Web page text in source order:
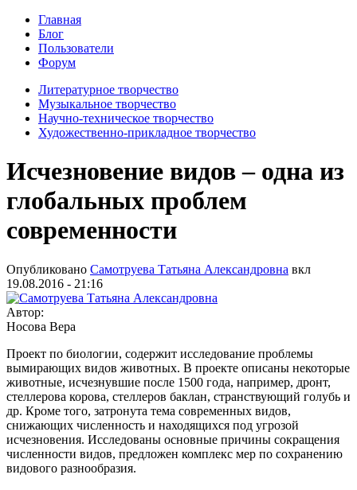
Главная
Блог
Пользователи
Форум
Литературное творчество
Музыкальное творчество
Научно-техническое творчество
Художественно-прикладное творчество
Исчезновение видов – одна из
глобальных проблем
современности
Опубликовано Самотруева Татьяна Александровна вкл
19.08.2016 - 21:16
Автор:
Носова Вера
Проект по биологии, содержит исследование проблемы
вымирающих видов животных. В проекте описаны некоторые
животные, исчезнувшие после 1500 года, например, дронт,
стеллерова корова, стеллеров баклан, странствующий голубь и
др. Кроме того, затронута тема современных видов,
снижающих численность и находящихся под угрозой
исчезновения. Исследованы основные причины сокращения
численности видов, предложен комплекс мер по сохранению
видового разнообразия.